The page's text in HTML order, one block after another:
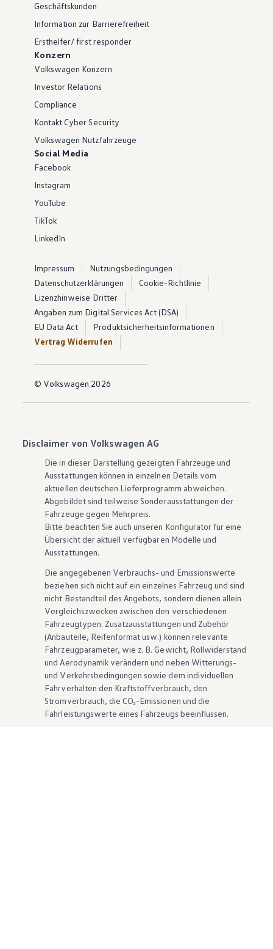
Geschäftskunden
Information zur Barrierefreiheit
Ersthelfer/ first responder
Konzern
Volkswagen Konzern
Investor Relations
Compliance
Kontakt Cyber Security
Volkswagen Nutzfahrzeuge
Social Media
Facebook
Instagram
YouTube
TikTok
LinkedIn
Impressum
Nutzungsbedingungen
Datenschutzerklärungen
Cookie-Richtlinie
Lizenzhinweise Dritter
Angaben zum Digital Services Act (DSA)
EU Data Act
Produktsicherheitsinformationen
Vertrag Widerrufen
© Volkswagen 2026
Disclaimer von Volkswagen AG
Die in dieser Darstellung gezeigten Fahrzeuge und
Ausstattungen können in einzelnen Details vom
aktuellen deutschen Lieferprogramm abweichen.
Abgebildet sind teilweise Sonderausstattungen der
Fahrzeuge gegen Mehrpreis.
Bitte beachten Sie auch unseren Konfigurator für eine
Übersicht der aktuell verfügbaren Modelle und
Ausstattungen.
Die angegebenen Verbrauchs- und Emissionswerte
beziehen sich nicht auf ein einzelnes Fahrzeug und sind
nicht Bestandteil des Angebots, sondern dienen allein
Vergleichszwecken zwischen den verschiedenen
Fahrzeugtypen. Zusatzausstattungen und Zubehör
(Anbauteile, Reifenformat usw.) können relevante
Fahrzeugparameter, wie z. B. Gewicht, Rollwiderstand
und Aerodynamik verändern und neben Witterungs-
und Verkehrsbedingungen sowie dem individuellen
Fahrverhalten den Kraftstoffverbrauch, den
Stromverbrauch, die CO₂-Emissionen und die
Fahrleistungswerte eines Fahrzeugs beeinflussen.